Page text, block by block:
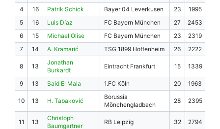
4
16 Patrik Schick Bayer 04 Leverkusen 23
1995
5
16 Luis Díaz FC Bayern München 27
2453
6
15 Michael Olise FC Bayern München 23
2319
7
14 A. Kramarić TSG 1899 Hoffenheim 26 2222
8 13
Jonathan
Burkardt
Eintracht Frankfurt 15 1339
9 13 Said El Mala 1.FC Köln 20 1963
10 13 H. Tabaković
Borussia
Mönchengladbach
28 2395
11 13
Christoph
Baumgartner
RB Leipzig 32 2794